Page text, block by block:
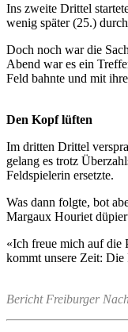
Ins zweite Drittel
wenig später (25.)
Doch noch war die
Abend war es ein
Feld bahnte und mit
Den Kopf lüften
Im dritten Drittel
gelang es trotz
Feldspielerin ersetzte.
Was dann folgte, bot
Margaux Houriet
«Ich freue mich auf die
kommt unsere Zeit:
Bericht Freiburger